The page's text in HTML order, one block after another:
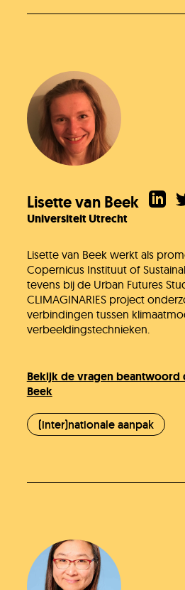
Lisette van Beek
Universiteit Utrecht
Lisette van Beek werkt als
Copernicus Instituut of
tevens bij de Urban Futures
CLIMAGINARIES project
verbindingen tussen
verbeeldingstechnieken.
Bekijk de vragen beantwoord
Beek
(inter)nationale aanpak